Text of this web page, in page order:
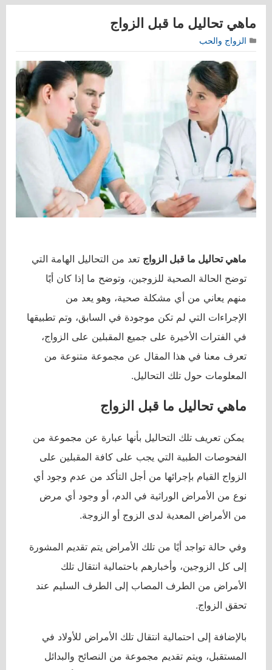
ماهي تحاليل ما قبل الزواج
الزواج والحب
ماهي تحاليل ما قبل الزواج تعد من التحاليل الهامة التي
توضح الحالة الصحية للزوجين، وتوضح ما إذا كان أيًا
منهم يعاني من أي مشكلة صحية، وهو يعد من
الإجراءات التي لم تكن موجودة في السابق، وتم تطبيقها
في الفترات الأخيرة على جميع المقبلين على الزواج،
تعرف معنا في هذا المقال عن مجموعة متنوعة من
المعلومات حول تلك التحاليل.
ماهي تحاليل ما قبل الزواج
يمكن تعريف تلك التحاليل بأنها عبارة عن مجموعة من
الفحوصات الطبية التي يجب على كافة المقبلين على
الزواج القيام بإجرائها من أجل التأكد من عدم وجود أي
نوع من الأمراض الوراثية في الدم، أو وجود أي مرض
من الأمراض المعدية لدى الزوج أو الزوجة.
وفي حالة تواجد أيًا من تلك الأمراض يتم تقديم المشورة
إلى كل الزوجين، وأخبارهم باحتمالية انتقال تلك
الأمراض من الطرف المصاب إلى الطرف السليم عند
تحقق الزواج.
بالإضافة إلى احتمالية انتقال تلك الأمراض للأولاد في
المستقبل، ويتم تقديم مجموعة من النصائح والبدائل